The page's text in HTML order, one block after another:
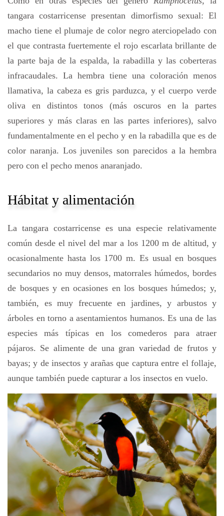
tangara costarricense presentan dimorfismo sexual: El
macho tiene el plumaje de color negro aterciopelado con
el que contrasta fuertemente el rojo escarlata brillante de
la parte baja de la espalda, la rabadilla y las coberteras
infracaudales. La hembra tiene una coloración menos
llamativa, la cabeza es gris parduzca, y el cuerpo verde
oliva en distintos tonos (más oscuros en la partes
superiores y más claras en las partes inferiores), salvo
fundamentalmente en el pecho y en la rabadilla que es de
color naranja. Los juveniles son parecidos a la hembra
pero con el pecho menos anaranjado.
Hábitat y alimentación
La tangara costarricense es una especie relativamente
común desde el nivel del mar a los 1200 m de altitud, y
ocasionalmente hasta los 1700 m. Es usual en bosques
secundarios no muy densos, matorrales húmedos, bordes
de bosques y en ocasiones en los bosques húmedos; y,
también, es muy frecuente en jardines, y arbustos y
árboles en torno a asentamientos humanos. Es una de las
especies más típicas en los comederos para atraer
pájaros. Se alimente de una gran variedad de frutos y
bayas; y de insectos y arañas que captura entre el follaje,
aunque también puede capturar a los insectos en vuelo.